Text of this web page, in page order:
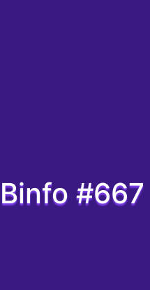
#667